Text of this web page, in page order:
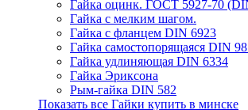
Гайка оцинк. ГОСТ 5927-70
Гайка с мелким шагом.
Гайка с фланцем DIN 6923
Гайка самостопорящаяся DIN
Гайка удлиняющая DIN 6334
Гайка Эриксона
Рым-гайка DIN 582
Показать все Гайки купить в минске